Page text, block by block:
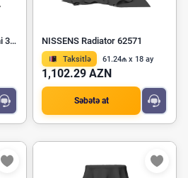
SWAG Stabilizatorun Rezini 30 92 7640 NISSENS Radiator 62571
Taksitlə 61.24₼ x 18 ay
1,102.29 AZN
Səbətə at